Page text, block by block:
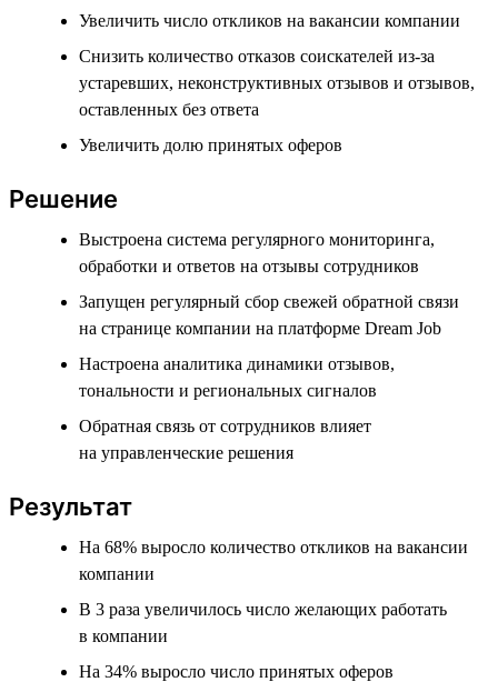
Увеличить число откликов на вакансии компании
Снизить количество отказов соискателей из-за
устаревших, неконструктивных отзывов и отзывов,
оставленных без ответа
Увеличить долю принятых оферов
Решение
Выстроена система регулярного мониторинга,
обработки и ответов на отзывы сотрудников
Запущен регулярный сбор свежей обратной связи
на странице компании на платформе Dream Job
Настроена аналитика динамики отзывов,
тональности и региональных сигналов
Обратная связь от сотрудников влияет
на управленческие решения
Результат
На 68% выросло количество откликов на вакансии
компании
В 3 раза увеличилось число желающих работать
в компании
На 34% выросло число принятых оферов